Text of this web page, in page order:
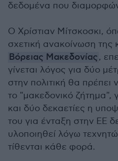
δεδομένα που
Ο Χρίστιαν Μίτσκοσκι,
σχετική ανακοίνωση της
Βόρειας Μακεδονίας,
γίνεται λόγος για δύο
στην πολιτική θα
το "μακεδονικό ζήτημα",
και δύο δεκαετίες η
του για ένταξη στην ΕΕ
υλοποιηθεί λόγω
τίθενται κάθε φορά.